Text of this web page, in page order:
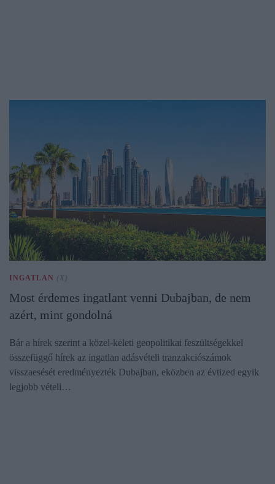
INGATLAN (X)
Most érdemes ingatlant venni Dubajban, de nem
azért, mint gondolná
Bár a hírek szerint a közel-keleti geopolitikai feszültségekkel
összefüggő hírek az ingatlan adásvételi tranzakciószámok
visszaesését eredményezték Dubajban, eközben az évtized egyik
legjobb vételi…